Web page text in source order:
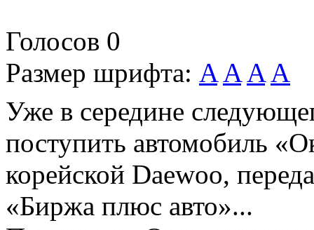
Голосов 0
Размер шрифта: A A A A
Уже в середине
поступить автомобиль
корейской Daewoo,
«Биржа плюс авто»...